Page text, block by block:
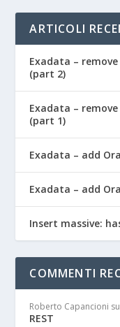
ARTICOLI
Exadata – remove
(part 2)
Exadata – remove
(part 1)
Exadata – add
Exadata – add
Insert massive:
COMMENTI
Roberto Capancioni su
REST